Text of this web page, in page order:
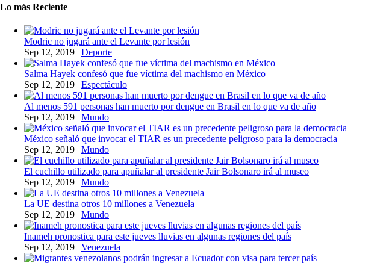
Lo más Reciente
Modric no jugará ante el Levante por lesión
Sep 12, 2019 | Deporte
Salma Hayek confesó que fue víctima del machismo en México
Sep 12, 2019 | Espectáculo
Al menos 591 personas han muerto por dengue en Brasil en lo que va de año
Sep 12, 2019 | Mundo
México señaló que invocar el TIAR es un precedente peligroso para la democracia
Sep 12, 2019 | Mundo
El cuchillo utilizado para apuñalar al presidente Jair Bolsonaro irá al museo
Sep 12, 2019 | Mundo
La UE destina otros 10 millones a Venezuela
Sep 12, 2019 | Mundo
Inameh pronostica para este jueves lluvias en algunas regiones del país
Sep 12, 2019 | Venezuela